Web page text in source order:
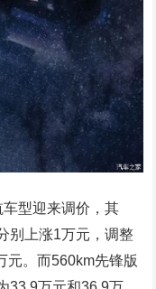
型迎来调价，其
别上涨1万元，调整
元。而560km先锋版